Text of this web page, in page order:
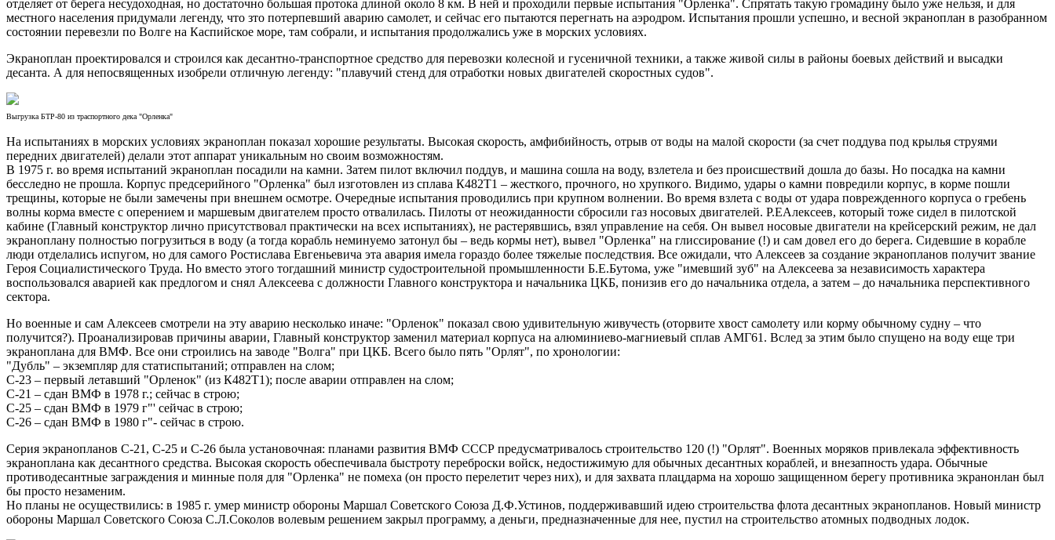
отделяет от берега несудоходная, но достаточно большая протока длиной около 8 км. В ней и проходили первые испытания "Орленка". Спрятать такую громадину было уже нельзя, и для
местного населения придумали легенду, что зто потерпевший аварию самолет, и сейчас его пытаются перегнать на аэродром. Испытания прошли успешно, и весной экраноплан в разобранном
состоянии перевезли по Волге на Каспийское море, там собрали, и испытания продолжались уже в морских условиях.
Экраноплан проектировался и строился как десантно-транспортное средство для перевозки колесной и гусеничной техники, а также живой силы в районы боевых действий и высадки
десанта. А для непосвященных изобрели отличную легенду: "плавучий стенд для отработки новых двигателей скоростных судов".
Выгрузка БТР-80 из траспортного дека "Орленка"
На испытаниях в морских условиях экраноплан показал хорошие результаты. Высокая скорость, амфибийность, отрыв от воды на малой скорости (за счет поддува под крылья струями
передних двигателей) делали этот аппарат уникальным но своим возможностям.
В 1975 г. во время испытаний экраноплан посадили на камни. Затем пилот включил поддув, и машина сошла на воду, взлетела и без происшествий дошла до базы. Но посадка на камни
бесследно не прошла. Корпус предсерийного "Орленка" был изготовлен из сплава К482Т1 – жесткого, прочного, но хрупкого. Видимо, удары о камни повредили корпус, в корме пошли
трещины, которые не были замечены при внешнем осмотре. Очередные испытания проводились при крупном волнении. Во время взлета с воды от удара поврежденного корпуса о гребень
волны корма вместе с оперением и маршевым двигателем просто отвалилась. Пилоты от неожиданности сбросили газ носовых двигателей. Р.ЕАлексеев, который тоже сидел в пилотской
кабине (Главный конструктор лично присутствовал практически на всех испытаниях), не растерявшись, взял управление на себя. Он вывел носовые двигатели на крейсерский режим, не дал
экраноплану полностью погрузиться в воду (а тогда корабль неминуемо затонул бы – ведь кормы нет), вывел "Орленка" на глиссирование (!) и сам довел его до берега. Сидевшие в корабле
люди отделались испугом, но для самого Ростислава Евгеньевича эта авария имела гораздо более тяжелые последствия. Все ожидали, что Алексеев за создание экранопланов получит звание
Героя Социалистического Труда. Но вместо этого тогдашний министр судостроительной промышленности Б.Е.Бутома, уже "имевший зуб" на Алексеева за независимость характера
воспользовался аварией как предлогом и снял Алексеева с должности Главного конструктора и начальника ЦКБ, понизив его до начальника отдела, а затем – до начальника перспективного
сектора.
Но военные и сам Алексеев смотрели на эту аварию несколько иначе: "Орленок" показал свою удивительную живучесть (оторвите хвост самолету или корму обычному судну – что
получится?). Проанализировав причины аварии, Главный конструктор заменил материал корпуса на алюминиево-магниевый сплав АМГ61. Вслед за этим было спущено на воду еще три
экраноплана для ВМФ. Все они строились на заводе "Волга" при ЦКБ. Всего было пять "Орлят", по хронологии:
"Дубль" – экземпляр для статиспытаний; отправлен на слом;
С-23 – первый летавший "Орленок" (из К482Т1); после аварии отправлен на слом;
С-21 – сдан ВМФ в 1978 г.; сейчас в строю;
С-25 – сдан ВМФ в 1979 г"' сейчас в строю;
C-26 – сдан ВМФ в 1980 г"- сейчас в строю.
Серия экранопланов С-21, С-25 и С-26 была установочная: планами развития ВМФ СССР предусматривалось строительство 120 (!) "Орлят". Военных моряков привлекала эффективность
экраноплана как десантного средства. Высокая скорость обеспечивала быстроту переброски войск, недостижимую для обычных десантных кораблей, и внезапность удара. Обычные
противодесантные заграждения и минные поля для "Орленка" не помеха (он просто перелетит через них), и для захвата плацдарма на хорошо защищенном берегу противника экранонлан был
бы просто незаменим.
Но планы не осуществились: в 1985 г. умер министр обороны Маршал Советского Союза Д.Ф.Устинов, поддерживавший идею строительства флота десантных экранопланов. Новый министр
обороны Маршал Советского Союза С.Л.Соколов волевым решением закрыл программу, а деньги, предназначенные для нее, пустил на строительство атомных подводных лодок.